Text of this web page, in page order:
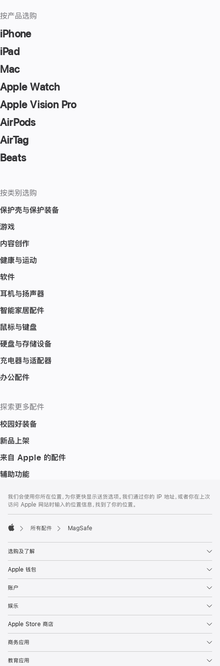
按产品选购
iPhone
iPad
Mac
Apple Watch
Apple Vision Pro
AirPods
AirTag
Beats
按类别选购
保护壳与保护装备
游戏
内容创作
健康与运动
软件
耳机与扬声器
智能家居配件
鼠标与键盘
硬盘与存储设备
充电器与适配器
办公配件
探索更多配件
校园好装备
新品上架
来自 Apple 的配件
辅助功能
页
页
脚
注
我们会使用你所在位置，为你更快显示送货选项。我们通过你的 IP 地址，或者你在上次
访问 Apple 网站时输入的位置信息，找到了你的位置。
所有配件 MagSafe
选购及了解
Apple 钱包
账户
娱乐
Apple Store 商店
商务应用
教育应用